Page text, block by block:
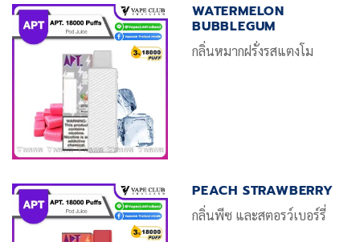
WATERMELON
BUBBLEGUM
กลิ่นหมากฝรั่งรสแตงโม
PEACH STRAWBERRY
กลิ่นพีซ และสตอรว์เบอร์รี่